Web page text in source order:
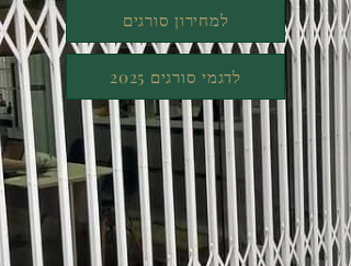
למחירון סורגים
לדגמי סורגים 2025